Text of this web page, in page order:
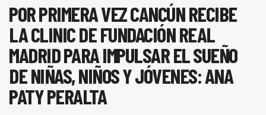
POR PRIMERA VEZ CANCÚN RECIBE
LA CLINIC DE FUNDACIÓN REAL
MADRID PARA IMPULSAR EL SUEÑO
DE NIÑAS, NIÑOS Y JÓVENES: ANA
PATY PERALTA